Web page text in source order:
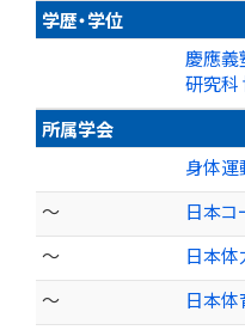
学歴・学位
慶應義
研究科
所属学会
身体運
～
日本コ
～
日本
～
日本体